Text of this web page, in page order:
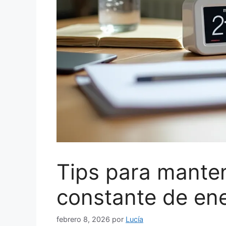
Tips para
constante de
febrero 8, 2026 por Lucía